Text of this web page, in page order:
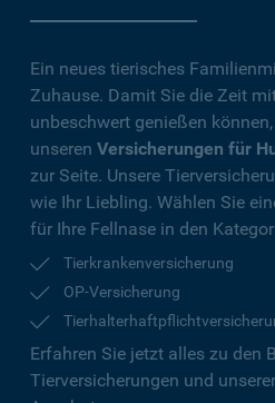
Ein neues tierisches
Zuhause. Damit Sie die Zeit
unbeschwert genießen
unseren Versicherungen für
zur Seite. Unsere
wie Ihr Liebling. Wählen Sie
für Ihre Fellnase in den
Tierkrankenversicherung
OP-Versicherung
Erfahren Sie jetzt alles zu den
Tierversicherungen und